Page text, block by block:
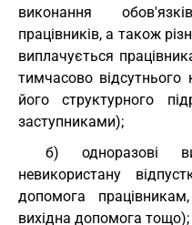
виконання
працівників, а також
виплачується
тимчасово відсутнього
його структурного
заступниками);
б) одноразові
невикористану
допомога
вихідна допомога тощо);